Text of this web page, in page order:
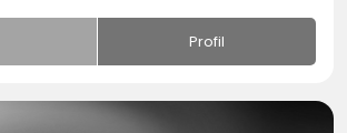
Profil